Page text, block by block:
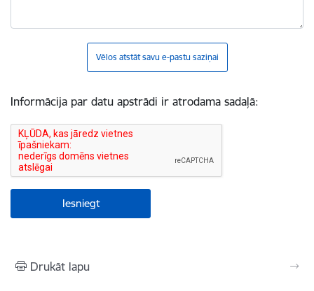
Vēlos atstāt savu e-pastu saziņai
Informācija par datu apstrādi ir atrodama sadaļā:
Drukāt lapu